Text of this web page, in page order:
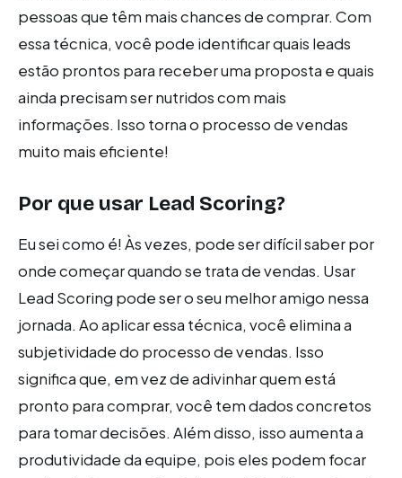
pessoas que têm mais chances de comprar. Com
essa técnica, você pode identificar quais leads
estão prontos para receber uma proposta e quais
ainda precisam ser nutridos com mais
informações. Isso torna o processo de vendas
muito mais eficiente!
Por que usar Lead Scoring?
Eu sei como é! Às vezes, pode ser difícil saber por
onde começar quando se trata de vendas. Usar
Lead Scoring pode ser o seu melhor amigo nessa
jornada. Ao aplicar essa técnica, você elimina a
subjetividade do processo de vendas. Isso
significa que, em vez de adivinhar quem está
pronto para comprar, você tem dados concretos
para tomar decisões. Além disso, isso aumenta a
produtividade da equipe, pois eles podem focar